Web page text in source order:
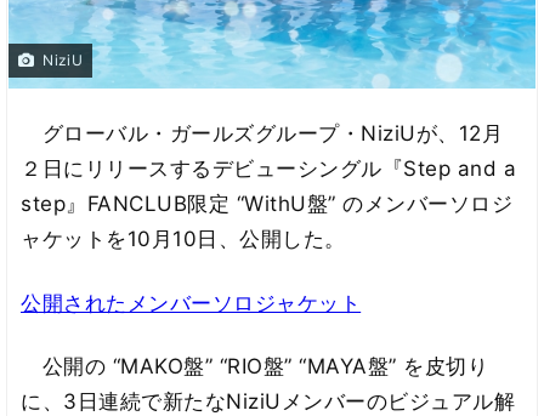
NiziU
グローバル・ガールズグループ・NiziUが、12月
２日にリリースするデビューシングル『Step and a
step』FANCLUB限定 “WithU盤” のメンバーソロジ
ャケットを10月10日、公開した。
公開されたメンバーソロジャケット
公開の “MAKO盤” “RIO盤” “MAYA盤” を皮切り
に、3日連続で新たなNiziUメンバーのビジュアル解